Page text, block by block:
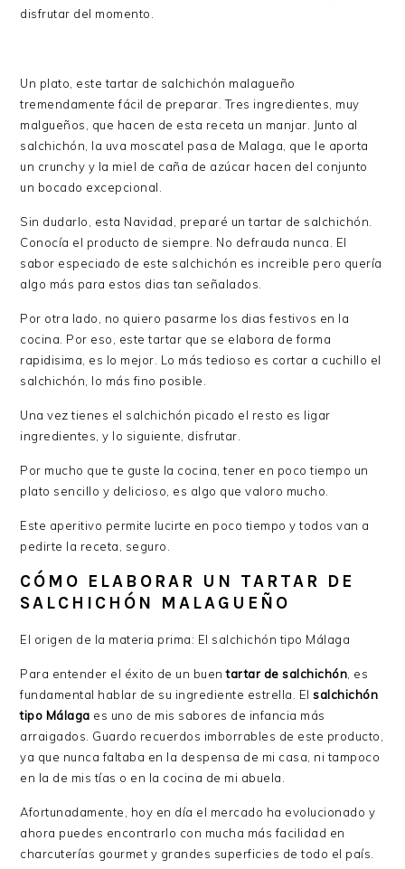
disfrutar del momento.
Un plato, este tartar de salchichón malagueño
tremendamente fácil de preparar. Tres ingredientes, muy
malgueños, que hacen de esta receta un manjar. Junto al
salchichón, la uva moscatel pasa de Malaga, que le aporta
un crunchy y la miel de caña de azúcar hacen del conjunto
un bocado excepcional.
Sin dudarlo, esta Navidad, preparé un tartar de salchichón.
Conocía el producto de siempre. No defrauda nunca. El
sabor especiado de este salchichón es increible pero quería
algo más para estos dias tan señalados.
Por otra lado, no quiero pasarme los dias festivos en la
cocina. Por eso, este tartar que se elabora de forma
rapidisima, es lo mejor. Lo más tedioso es cortar a cuchillo el
salchichón, lo más fino posible.
Una vez tienes el salchichón picado el resto es ligar
ingredientes, y lo siguiente, disfrutar.
Por mucho que te guste la cocina, tener en poco tiempo un
plato sencillo y delicioso, es algo que valoro mucho.
Este aperitivo permite lucirte en poco tiempo y todos van a
pedirte la receta, seguro.
CÓMO ELABORAR UN TARTAR DE
SALCHICHÓN MALAGUEÑO
El origen de la materia prima: El salchichón tipo Málaga
Para entender el éxito de un buentartar de salchichón , es
fundamental hablar de su ingrediente estrella. Elsalchichón
tipo Málaga es uno de mis sabores de infancia más
arraigados. Guardo recuerdos imborrables de este producto,
ya que nunca faltaba en la despensa de mi casa, ni tampoco
en la de mis tías o en la cocina de mi abuela.
Afortunadamente, hoy en día el mercado ha evolucionado y
ahora puedes encontrarlo con mucha más facilidad en
charcuterías gourmet y grandes superficies de todo el país.